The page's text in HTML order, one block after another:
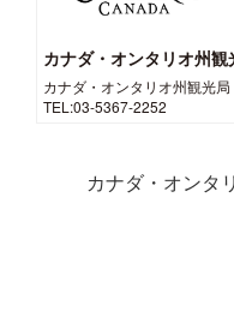
カナダ・オンタリオ州観
カナダ・オンタリオ州観光局
TEL:03-5367-2252
カナダ・オンタ